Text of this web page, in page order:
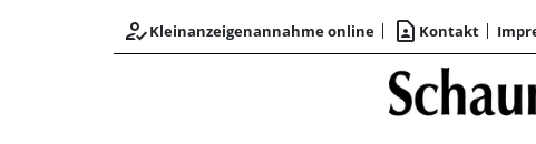
how_to_regKleinanzeigenannahme online contact_page Kontakt